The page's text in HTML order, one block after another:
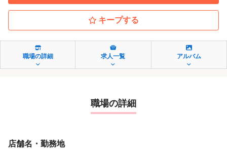
キープする
職場の詳細 求人一覧 アルバム
職場の詳細
店舗名・勤務地